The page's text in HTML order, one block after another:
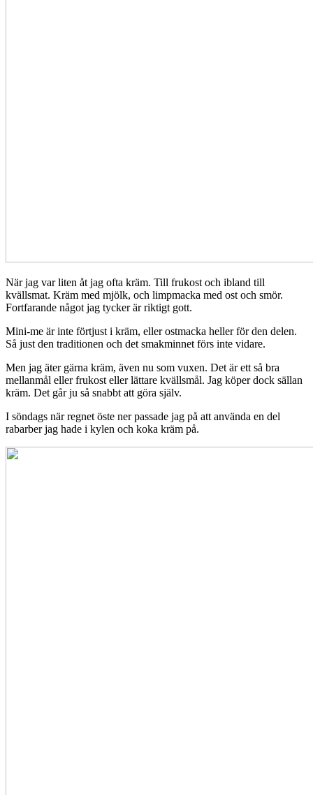
När jag var liten åt jag ofta kräm. Till frukost och ibland till
kvällsmat. Kräm med mjölk, och limpmacka med ost och smör.
Fortfarande något jag tycker är riktigt gott.
Mini-me är inte förtjust i kräm, eller ostmacka heller för den delen.
Så just den traditionen och det smakminnet förs inte vidare.
Men jag äter gärna kräm, även nu som vuxen. Det är ett så bra
mellanmål eller frukost eller lättare kvällsmål. Jag köper dock sällan
kräm. Det går ju så snabbt att göra själv.
I söndags när regnet öste ner passade jag på att använda en del
rabarber jag hade i kylen och koka kräm på.